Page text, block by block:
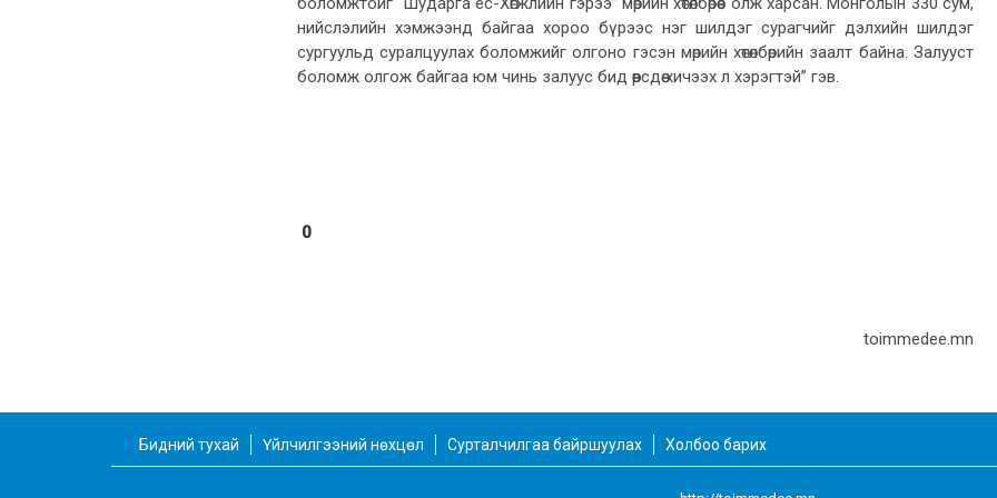
нийслэлийн хэмжээнд байгаа хороо бүрээс нэг шилдэг сурагчийг дэлхийн шилдэг
сургуульд суралцуулах боломжийг олгоно гэсэн мөрийн хөтөлбөрийн заалт байна. Залууст
боломж олгож байгаа юм чинь залуус бид өөрсдөө хичээх л хэрэгтэй” гэв.
0
toimmedee.mn
Бидний тухай Үйлчилгээний нөхцөл Сурталчилгаа байршуулах Холбоо барих